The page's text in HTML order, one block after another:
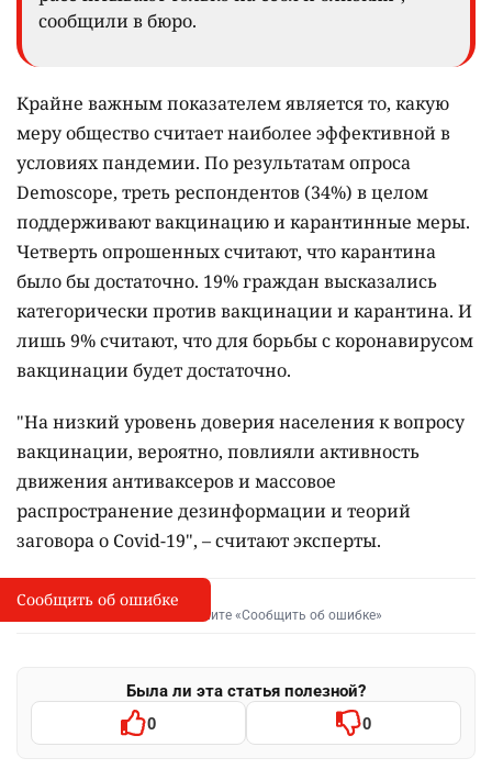
сообщили в бюро.
Крайне важным показателем является то, какую
меру общество считает наиболее эффективной в
условиях пандемии. По результатам опроса
Demoscope, треть респондентов (34%) в целом
поддерживают вакцинацию и карантинные меры.
Четверть опрошенных считают, что карантина
было бы достаточно. 19% граждан высказались
категорически против вакцинации и карантина. И
лишь 9% считают, что для борьбы с коронавирусом
вакцинации будет достаточно.
"На низкий уровень доверия населения к вопросу
вакцинации, вероятно, повлияли активность
движения антиваксеров и массовое
распространение дезинформации и теорий
заговора о Covid-19", – считают эксперты.
I
Сообщить об опечатке
Выделите фрагмент и нажмите «Сообщить об ошибке»
Была ли эта статья полезной?
0 0
Сообщить об ошибке